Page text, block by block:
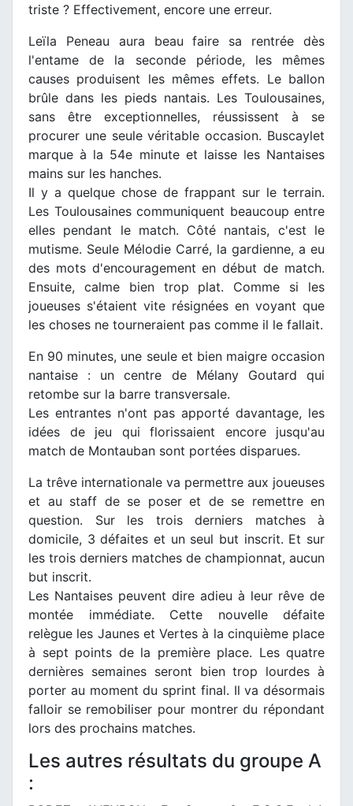
triste ? Effectivement, encore une erreur.
Leïla Peneau aura beau faire sa rentrée dès
l'entame de la seconde période, les mêmes
causes produisent les mêmes effets. Le ballon
brûle dans les pieds nantais. Les Toulousaines,
sans être exceptionnelles, réussissent à se
procurer une seule véritable occasion. Buscaylet
marque à la 54e minute et laisse les Nantaises
mains sur les hanches.
Il y a quelque chose de frappant sur le terrain.
Les Toulousaines communiquent beaucoup entre
elles pendant le match. Côté nantais, c'est le
mutisme. Seule Mélodie Carré, la gardienne, a eu
des mots d'encouragement en début de match.
Ensuite, calme bien trop plat. Comme si les
joueuses s'étaient vite résignées en voyant que
les choses ne tourneraient pas comme il le fallait.
En 90 minutes, une seule et bien maigre occasion
nantaise : un centre de Mélany Goutard qui
retombe sur la barre transversale.
Les entrantes n'ont pas apporté davantage, les
idées de jeu qui florissaient encore jusqu'au
match de Montauban sont portées disparues.
La trêve internationale va permettre aux joueuses
et au staff de se poser et de se remettre en
question. Sur les trois derniers matches à
domicile, 3 défaites et un seul but inscrit. Et sur
les trois derniers matches de championnat, aucun
but inscrit.
Les Nantaises peuvent dire adieu à leur rêve de
montée immédiate. Cette nouvelle défaite
relègue les Jaunes et Vertes à la cinquième place
à sept points de la première place. Les quatre
dernières semaines seront bien trop lourdes à
porter au moment du sprint final. Il va désormais
falloir se remobiliser pour montrer du répondant
lors des prochains matches.
Les autres résultats du groupe A
: